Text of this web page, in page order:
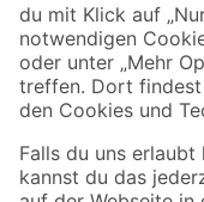
Jetzt die toom-App
Alle Preisangaben in EUR inkl.